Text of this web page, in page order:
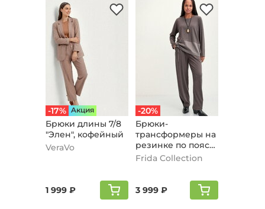
-17% Aкция
Брюки длины 7/8
"Элен", кофейный
VeraVo
1 999 ₽
-20%
Брюки-
трансформеры на
резинке по поясу,
кофейный
Frida Collection
3 999 ₽